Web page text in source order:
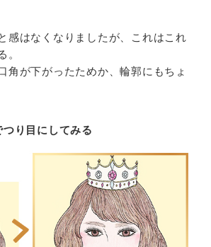
感はなくなりましたが、これはこれ
。
角が下がったためか、輪郭にもちょ
つり目にしてみる